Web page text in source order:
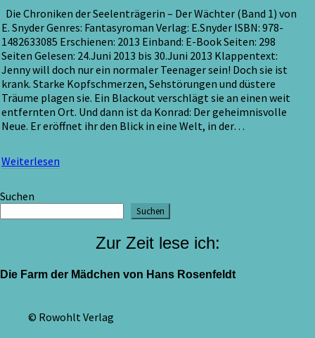
“Der
Wächter”
von
E.
Snyder
/
Rezension
Die Chroniken der Seelenträgerin – Der Wächter (Band 1) von
E. Snyder Genres: Fantasyroman Verlag: E.Snyder ISBN: 978-
1482633085 Erschienen: 2013 Einband: E-Book Seiten: 298
Seiten Gelesen: 24.Juni 2013 bis 30.Juni 2013 Klappentext:
Jenny will doch nur ein normaler Teenager sein! Doch sie ist
krank. Starke Kopfschmerzen, Sehstörungen und düstere
Träume plagen sie. Ein Blackout verschlägt sie an einen weit
entfernten Ort. Und dann ist da Konrad: Der geheimnisvolle
Neue. Er eröffnet ihr den Blick in eine Welt, in der…
Weiterlesen
Suchen
Suchen
Zur Zeit lese ich:
Die Farm der Mädchen von Hans Rosenfeldt
© Rowohlt Verlag